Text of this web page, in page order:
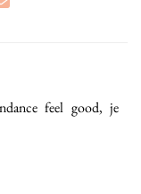
feel good, je